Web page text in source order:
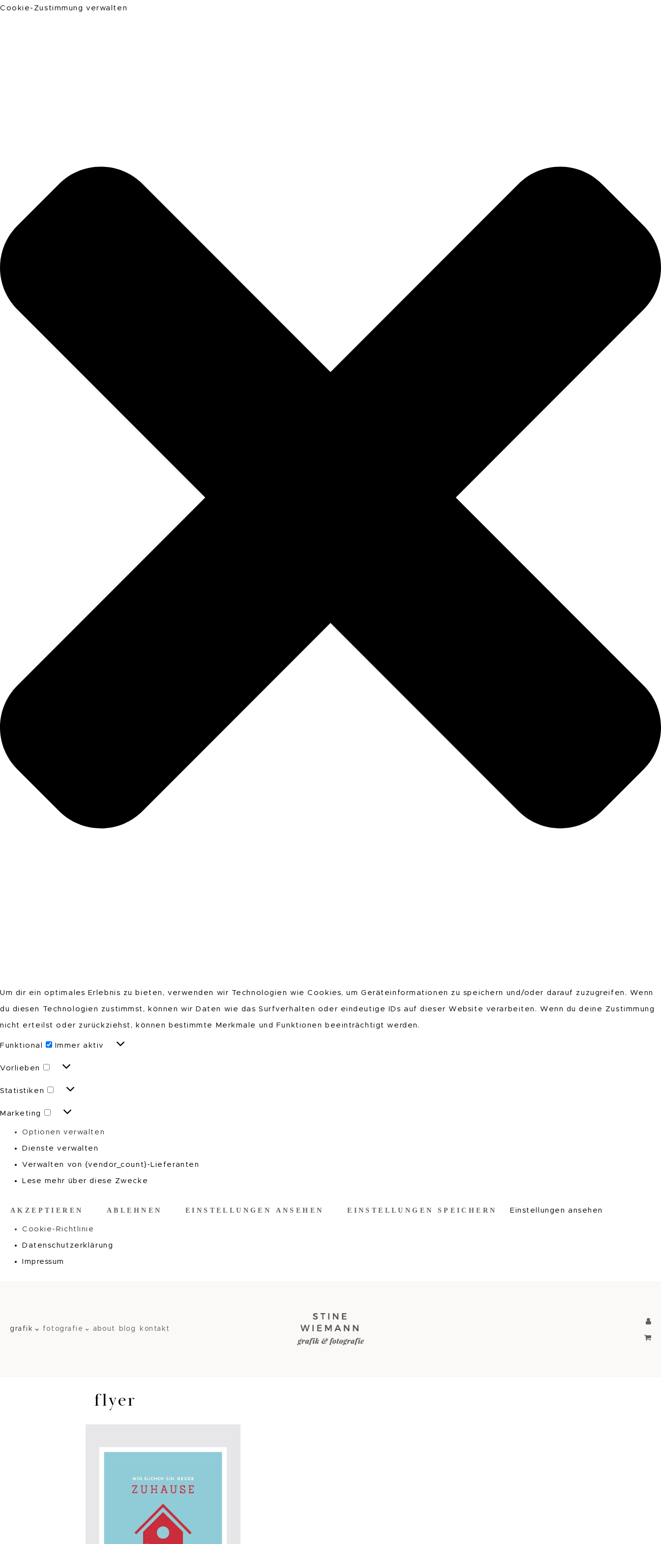
Cookie-Zustimmung verwalten
Um dir ein optimales Erlebnis zu bieten, verwenden wir Technologien wie Cookies, um Geräteinformationen zu speichern und/oder darauf zuzugreifen. Wenn
du diesen Technologien zustimmst, können wir Daten wie das Surfverhalten oder eindeutige IDs auf dieser Website verarbeiten. Wenn du deine Zustimmung
nicht erteilst oder zurückziehst, können bestimmte Merkmale und Funktionen beeinträchtigt werden.
Funktional
Funktional
Immer aktiv
Vorlieben
Vorlieben
Statistiken
Statistiken
Marketing
Marketing
Optionen verwalten
Dienste verwalten
Verwalten von {vendor_count}-Lieferanten
Lese mehr über diese Zwecke
AKZEPTIEREN ABLEHNEN EINSTELLUNGEN ANSEHEN EINSTELLUNGEN SPEICHERN Einstellungen ansehen
Cookie-Richtlinie
Datenschutzerklärung
Impressum
grafik fotografie about blog kontakt
flyer